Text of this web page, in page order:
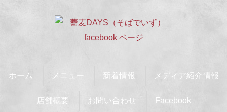
ホーム メニュー 新着情報 メディア紹介情報
店舗概要 お問い合わせ Facebook